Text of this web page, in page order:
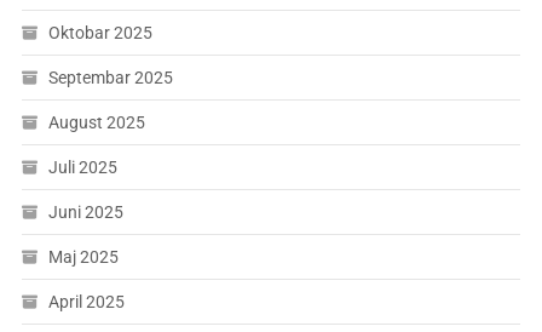
Oktobar 2025
Septembar 2025
August 2025
Juli 2025
Juni 2025
Maj 2025
April 2025